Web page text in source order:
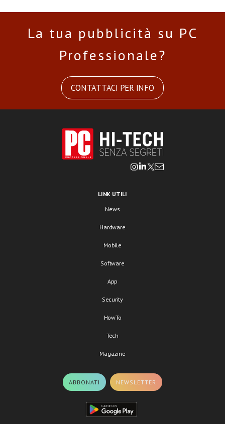
La tua pubblicità su PC
Professionale?
CONTATTACI PER INFO
LINK UTILI
News
Hardware
Mobile
Software
App
Security
HowTo
Tech
Magazine
ABBONATI NEWSLETTER